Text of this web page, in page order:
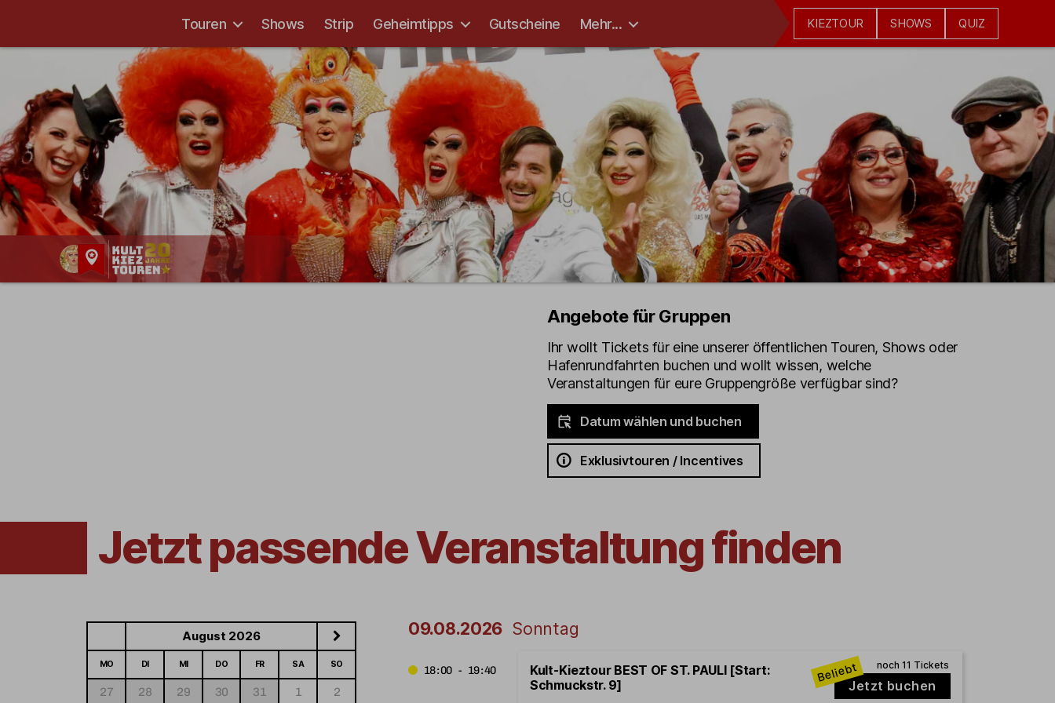
Touren Shows Strip Geheimtipps Gutscheine Mehr... KIEZTOUR SHOWS QUIZ
Kult-
Angebote für Gruppen
Ihr wollt Tickets für eine unserer öffentlichen Touren, Shows oder
Hafenrundfahrten buchen und wollt wissen, welche
Veranstaltungen für eure Gruppengröße verfügbar sind?
Datum wählen und buchen
Exklusivtouren / Incentives
Jetzt passende Veranstaltung finden
August 2026
MO DI MI DO FR SA SO
27 28 29 30 31 1 2
09.08.2026 Sonntag
18:00 - 19:40
Kult-Kieztour BEST OF ST. PAULI [Start:
Schmuckstr. 9]
Jetzt buchen